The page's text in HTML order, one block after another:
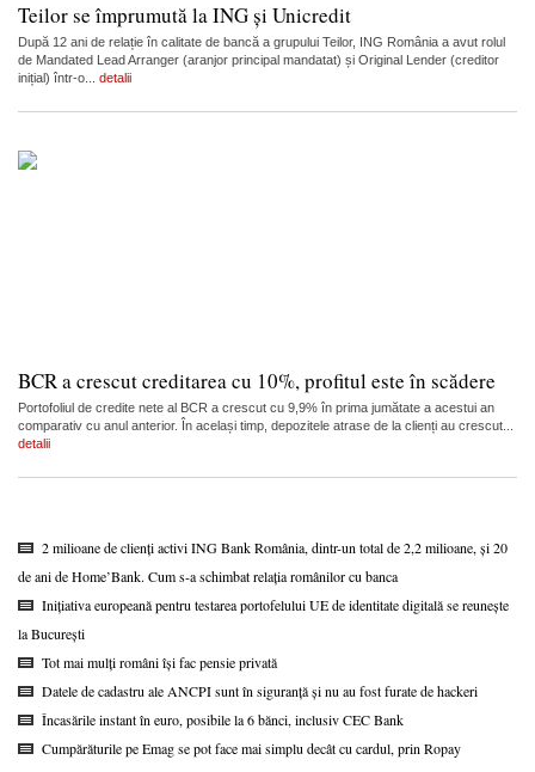
Teilor se împrumută la ING și Unicredit
După 12 ani de relație în calitate de bancă a grupului Teilor, ING România a avut rolul
de Mandated Lead Arranger (aranjor principal mandatat) și Original Lender (creditor
inițial) într-o... detalii
BCR a crescut creditarea cu 10%, profitul este în scădere
Portofoliul de credite nete al BCR a crescut cu 9,9% în prima jumătate a acestui an
comparativ cu anul anterior. În același timp, depozitele atrase de la clienți au crescut...
detalii
2 milioane de clienți activi ING Bank România, dintr-un total de 2,2 milioane, și 20
de ani de Home’Bank. Cum s-a schimbat relația românilor cu banca
Inițiativa europeană pentru testarea portofelului UE de identitate digitală se reunește
la București
Tot mai mulți români își fac pensie privată
Datele de cadastru ale ANCPI sunt în siguranță și nu au fost furate de hackeri
Încasările instant în euro, posibile la 6 bănci, inclusiv CEC Bank
Cumpărăturile pe Emag se pot face mai simplu decât cu cardul, prin Ropay